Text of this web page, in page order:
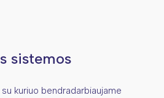
sistemos
kuriuo bendradarbiaujame